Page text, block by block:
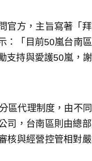
官方，主旨寫著「
：「目前50嵐台南
支持與愛護50嵐，
區代理制度，由不
司，台南區則由總
核與經營控管相對